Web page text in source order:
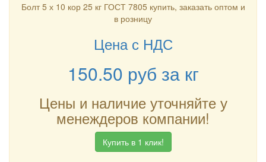
Болт 5 х 10 кор 25 кг ГОСТ 7805 купить, заказать оптом и
в розницу
Цена с НДС
150.50 руб за кг
Цены и наличие уточняйте у
менеждеров компании!
Купить в 1 клик!